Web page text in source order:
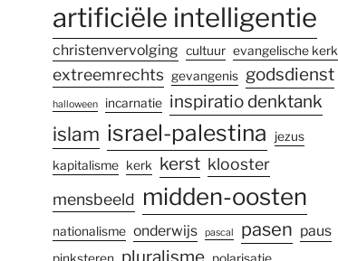
artificiële intelligentie
christenvervolging cultuur evangelische kerk
extreemrechts gevangenis godsdienst
halloween incarnatie inspiratio denktank
islam israel-palestina
jezus
kapitalisme kerk kerst klooster
mensbeeld midden-oosten
nationalisme onderwijs pascal pasen paus
pluralisme